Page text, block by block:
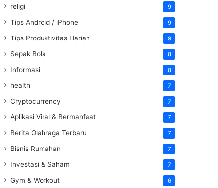
religi 9
Tips Android / iPhone 9
Tips Produktivitas Harian 9
Sepak Bola 8
Informasi 8
health 7
Cryptocurrency 7
Aplikasi Viral & Bermanfaat 7
Berita Olahraga Terbaru 7
Bisnis Rumahan 7
Investasi & Saham 7
Gym & Workout 6